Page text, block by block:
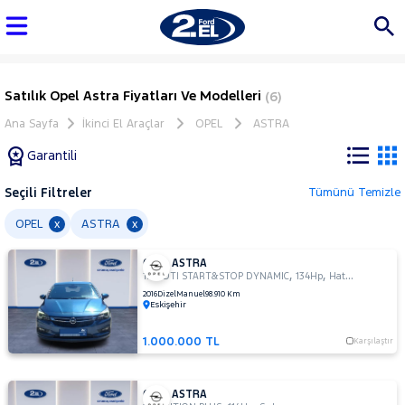
Satılık Opel Astra Fiyatları Ve Modelleri (6)
Ana Sayfa İkinci El Araçlar OPEL ASTRA
Garantili
Tüm
Araçlar
AUDI
BMC
BMW
BYD
Seçili Filtreler Tümünü Temizle
OPEL x ASTRA x
OPEL ASTRA
1.6 CDTI START&STOP DYNAMIC,134Hp, Hatchback 5 Kapı
2016DizelManuel98.910 Km
Eskişehir
1.000.000 TL Karşılaştır
OPEL ASTRA